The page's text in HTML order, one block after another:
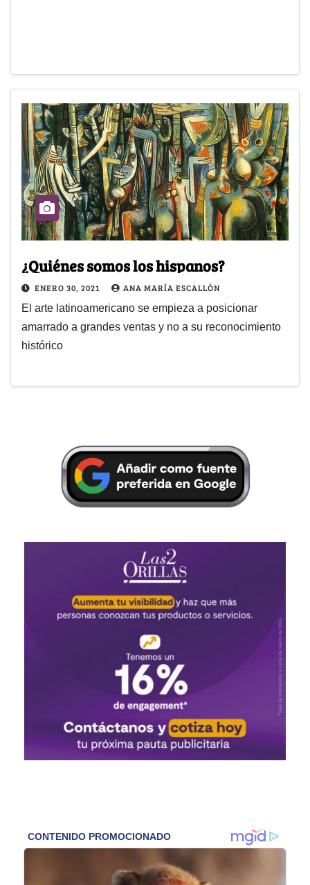
¿Quiénes somos los hispanos?
ENERO 30, 2021 ANA MARÍA ESCALLÓN
El arte latinoamericano se empieza a posicionar
amarrado a grandes ventas y no a su reconocimiento
histórico